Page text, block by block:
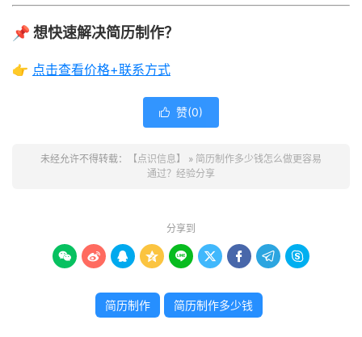
📌 想快速解决简历制作？
👉 点击查看价格+联系方式
 赞(0)
未经允许不得转载： 【点识信息】 » 简历制作多少钱怎么做更容易
通过？经验分享
分享到
        
简历制作 简历制作多少钱